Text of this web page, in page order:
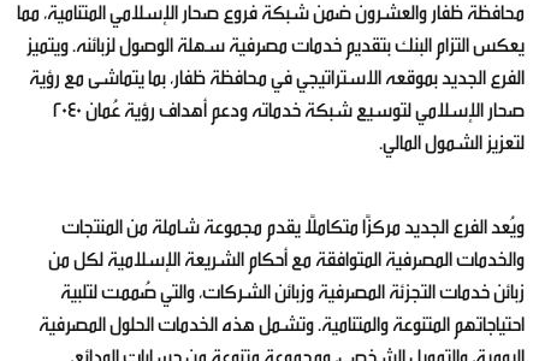
محافظة ظفار والعشرون ضمن شبكة فروع صحار الإسلامي المتنامية، مما
يعكس التزام البنك بتقديم خدمات مصرفية سهلة الوصول لزبائنه. ويتميز
الفرع الجديد بموقعه الاستراتيجي في محافظة ظفار، بما يتماشى مع رؤية
صحار الإسلامي لتوسيع شبكة خدماته ودعم أهداف رؤية عُمان 2040
لتعزيز الشمول المالي.
ويُعد الفرع الجديد مركزًا متكاملًا يقدم مجموعة شاملة من المنتجات
والخدمات المصرفية المتوافقة مع أحكام الشريعة الإسلامية لكل من
زبائن خدمات التجزئة المصرفية وزبائن الشركات، والتي صُممت لتلبية
احتياجاتهم المتنوعة والمتنامية. وتشمل هذه الخدمات الحلول المصرفية